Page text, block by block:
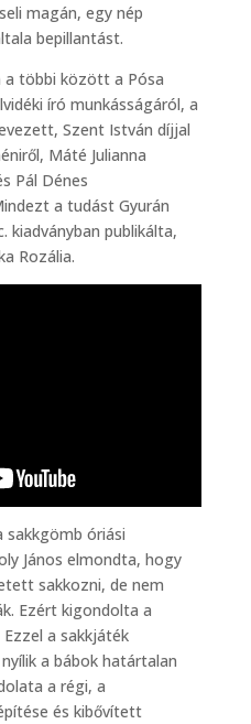
magán, egy nép
bepillantást.
a többi között a Pósa
író munkásságáról, a
Szent István díjjal
Máté Julianna
Pál Dénes
a tudást Gyurán
kiadványban publikálta,
Rozália.
sakkgömb óriási
János elmondta, hogy
sakkozni, de nem
Ezért kigondolta a
a sakkjáték
a bábok határtalan
a régi, a
és kibővített